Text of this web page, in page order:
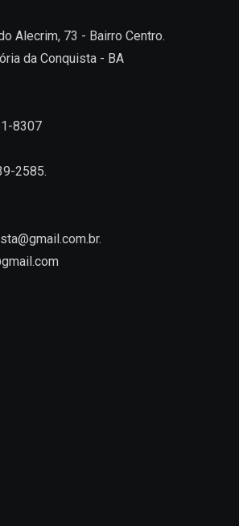
Alecrim, 73 - Bairro Centro.
da Conquista - BA
8307
2585.
.